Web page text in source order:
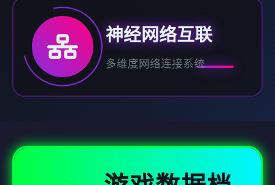
神经网络互联
多维度网络连接系统